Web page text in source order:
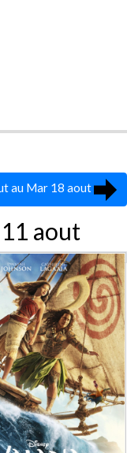
Mer 12 aout au Mar 18 aout
aout